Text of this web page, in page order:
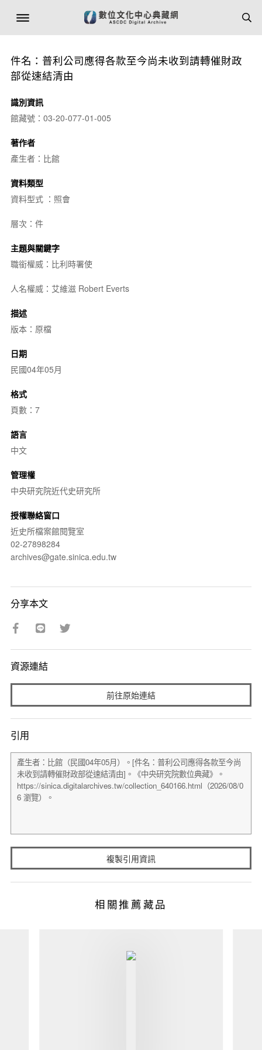
件名：普利公司應得各款至今尚未收到請轉催財政
部從速結清由
識別資訊
館藏號：03-20-077-01-005
著作者
產生者：比館
資料類型
資料型式 ：照會
層次：件
主題與關鍵字
職銜權威：比利時署使
人名權威：艾維滋 Robert Everts
描述
版本：原檔
日期
民國04年05月
格式
頁數：7
語言
中文
管理權
中央研究院近代史研究所
授權聯絡窗口
近史所檔案館閱覽室
02-27898284
archives@gate.sinica.edu.tw
分享本文
資源連結
前往原始連結
引用
複製引用資訊
相關推薦藏品